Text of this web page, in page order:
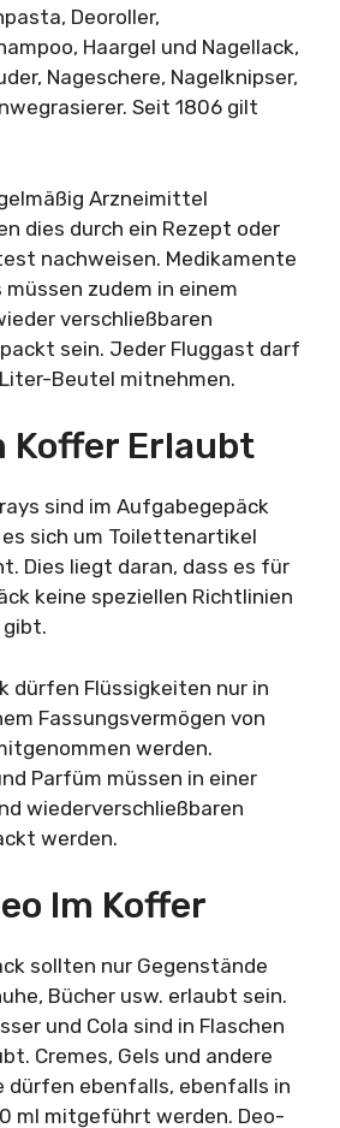
Deoroller,
Haargel und Nagellack,
Nageschere, Nagelknipser,
Seit 1806 gilt
Arzneimittel
dies durch ein Rezept oder
nachweisen. Medikamente
müssen zudem in einem
verschließbaren
sein. Jeder Fluggast darf
Beutel mitnehmen.
Koffer Erlaubt
sind im Aufgabegepäck
sich um Toilettenartikel
Dies liegt daran, dass es für
keine speziellen Richtlinien
dürfen Flüssigkeiten nur in
Fassungsvermögen von
werden.
Parfüm müssen in einer
wiederverschließbaren
werden.
Im Koffer
sollten nur Gegenstände
Bücher usw. erlaubt sein.
und Cola sind in Flaschen
Cremes, Gels und andere
dürfen ebenfalls, ebenfalls in
ml mitgeführt werden. Deo-